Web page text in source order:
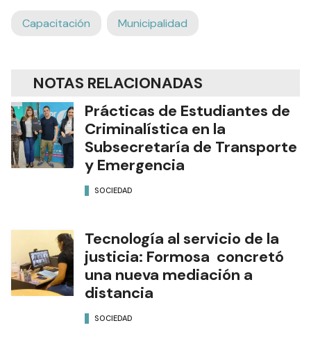
Capacitación Municipalidad
NOTAS RELACIONADAS
Prácticas de Estudiantes de
Criminalística en la
Subsecretaría de Transporte
y Emergencia
SOCIEDAD
Tecnología al servicio de la
justicia: Formosa concretó
una nueva mediación a
distancia
SOCIEDAD